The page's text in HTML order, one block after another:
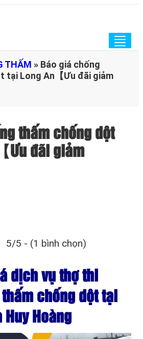
THẤM » Báo giá chống
tại Long An【Ưu đãi giảm
thấm chống dột
Ưu đãi giảm
5/5 - (1 bình chọn)
dịch vụ thợ thi
chống dột tại
Huy Hoàng